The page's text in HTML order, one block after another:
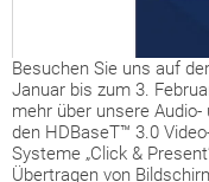
Besuchen Sie uns auf
Januar bis zum 3.
mehr über unsere Audio-
den HDBaseT™ 3.0
Systeme „Click &
Übertragen von